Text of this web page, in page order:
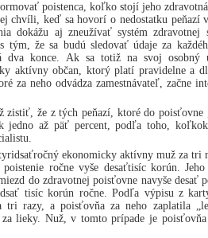
poistenca, koľko stojí jeho
chvíli, keď sa hovorí o nedostatku peňazí
dokážu aj zneužívať systém zdravotnej
tým, že sa budú sledovať údaje za
dva konce. Ak sa totiž na svoj osobný
aktívny občan, ktorý platí pravidelne a
za neho odvádza zamestnávateľ, začne
zistiť, že z tých peňazí, ktoré do poisťovne
jedno až päť percent, podľa toho,
ekonomicky aktívny muž za tri
poistenie ročne vyše desaťtisíc korún.
do zdravotnej poisťovne navyše desať
tisíc korún ročne. Podľa výpisu z
tri razy, a poisťovňa za neho zaplatila
za lieky. Nuž, v tomto prípade je